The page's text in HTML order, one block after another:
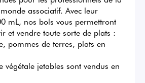
associatif. Avec leur
mL, nos bols vous permettront
et vendre toute sorte de plats :
pommes de terres, plats en
végétale jetables sont vendus en